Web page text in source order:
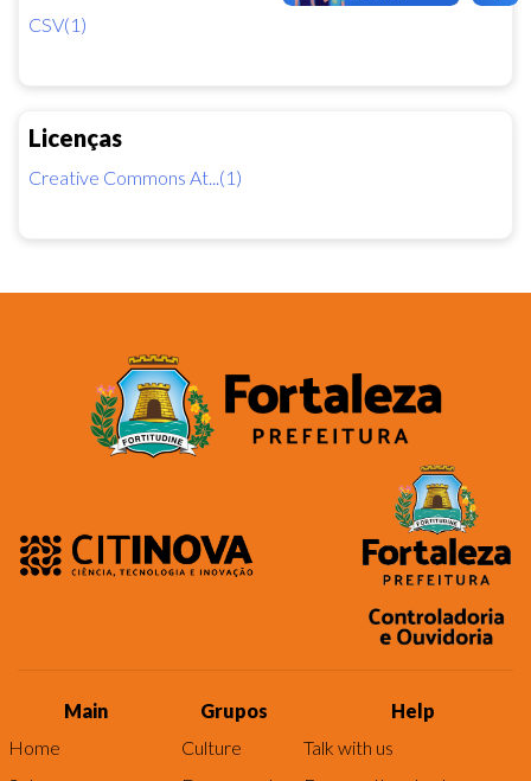
CSV(1)
Licenças
Creative Commons At...(1)
Main
Home
Grupos
Culture
Help
Talk with us